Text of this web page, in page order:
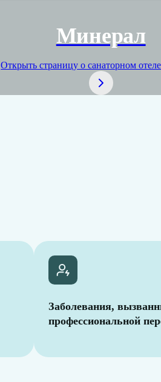
Минерал
Открыть страницу о санаторном отеле
Заболевания,
профессиональной